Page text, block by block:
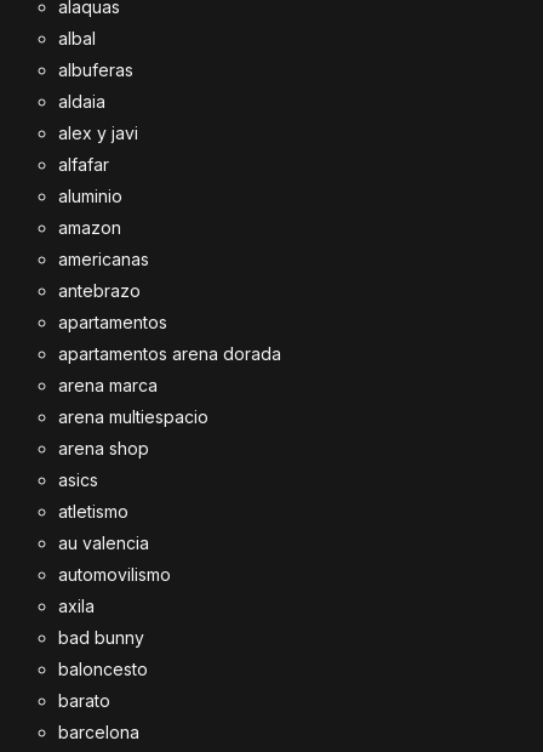
alaquas
albal
albuferas
aldaia
alex y javi
alfafar
aluminio
amazon
americanas
antebrazo
apartamentos
apartamentos arena dorada
arena marca
arena multiespacio
arena shop
asics
atletismo
au valencia
automovilismo
axila
bad bunny
baloncesto
barato
barcelona